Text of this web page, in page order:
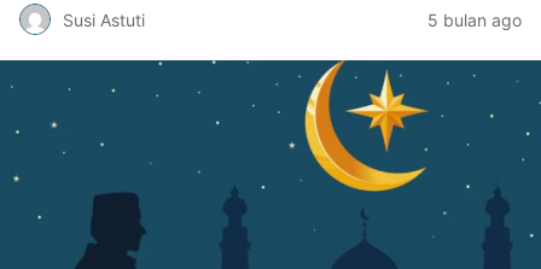
Susi Astuti 5 bulan ago